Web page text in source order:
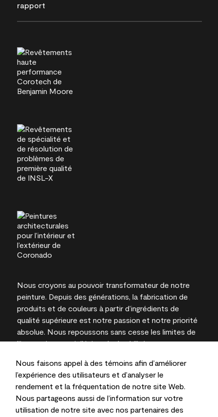
Nous faisons appel à des témoins afin d’améliorer
l’expérience des utilisateurs et d’analyser le
rendement et la fréquentation de notre site Web.
Nous partageons aussi de l’information sur votre
utilisation de notre site avec nos partenaires des
rapport
Nous croyons au pouvoir transformateur de notre
peinture. Depuis des générations, la fabrication de
produits et de couleurs à partir d’ingrédients de
qualité supérieure est notre passion et notre priorité
absolue. Nous repoussons sans cesse les limites de
l’innovation et privilégions la durabilité pour
l’expertise locale.
Les couleurs représentées à l’écran et sur les